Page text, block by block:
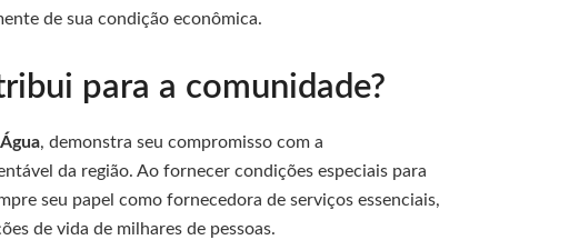
de sua condição econômica.
para a comunidade?
, demonstra seu compromisso com a
da região. Ao fornecer condições especiais para
seu papel como fornecedora de serviços essenciais,
de vida de milhares de pessoas.